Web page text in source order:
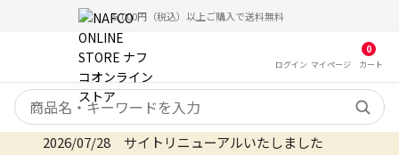
5,000円（税込）以上ご購入で送料無料
ログイン マイ ページ
0
カート
検索キーワード
2026/07/28 サイトリニューアルいたしました